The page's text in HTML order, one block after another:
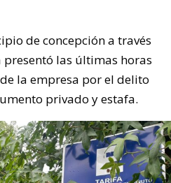
de concepción a través
las últimas horas
la empresa por el delito
privado y estafa.